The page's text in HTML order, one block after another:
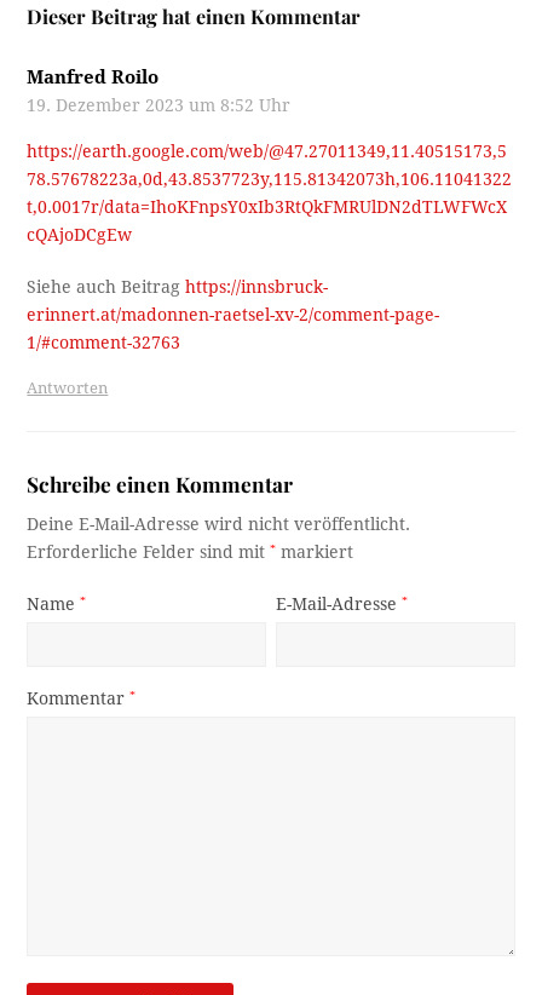
Dieser Beitrag hat einen Kommentar
Manfred Roilo
19. Dezember 2023 um 8:52 Uhr
https://earth.google.com/web/@47.27011349,11.40515173,5
78.57678223a,0d,43.8537723y,115.81342073h,106.11041322
t,0.0017r/data=IhoKFnpsY0xIb3RtQkFMRUlDN2dTLWFWcX
cQAjoDCgEw
Siehe auch Beitraghttps://innsbruck-
erinnert.at/madonnen-raetsel-xv-2/comment-page-
1/#comment-32763
Antworten
Schreibe einen Kommentar
Deine E-Mail-Adresse wird nicht veröffentlicht.
Erforderliche Felder sind mit* markiert
Name* E-Mail-Adresse*
Kommentar*